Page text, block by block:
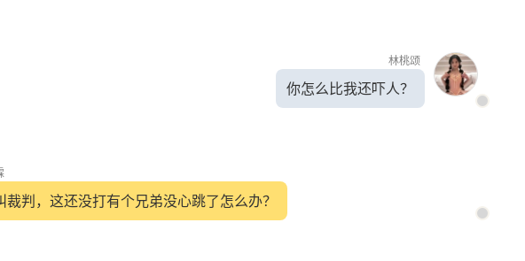
林桃颂
你怎么比我还吓人？
裁判，这还没打有个兄弟没心跳了怎么办？